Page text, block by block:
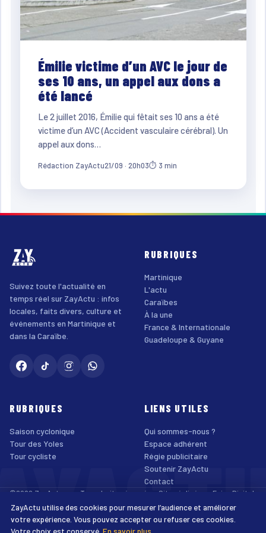
Émilie victime d’un AVC le jour de
ses 10 ans, un appel aux dons a
été lancé
Le 2 juillet 2016, Émilie qui fêtait ses 10 ans a été
victime d’un AVC (Accident vasculaire cérébral). Un
appel aux dons…
Rédaction ZayActu21/09 · 20h03⏱ 3 min
Suivez toute l'actualité en
temps réel sur ZayActu : infos
locales, faits divers, culture et
événements en Martinique et
dans la Caraïbe.
RUBRIQUES
Martinique
L'actu
Caraïbes
À la une
France & Internationale
Guadeloupe & Guyane
RUBRIQUES
Saison cyclonique
Tour des Yoles
Tour cycliste
LIENS UTILES
Qui sommes-nous ?
Espace adhérent
Régie publicitaire
Soutenir ZayActu
Contact
©2026 ZayActu.org. Tous droits réservés. · Site réalisé par Enjoy Digital
Agency
Mentions légales
Confidentialité Cookies Accessibilité
ZayActu utilise des cookies pour mesurer l’audience et améliorer
votre expérience. Vous pouvez accepter ou refuser ces cookies.
Votre choix est conservé. En savoir plus